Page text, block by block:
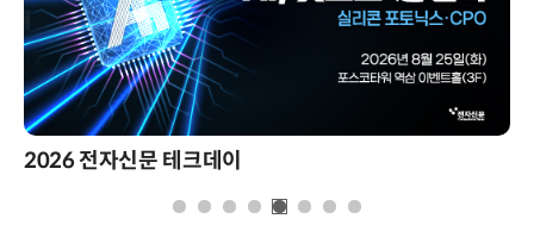
2026 전자신문 테크데이